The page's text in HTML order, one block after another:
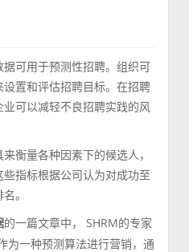
可用于预测性招聘。组织可
置和评估招聘目标。在招聘
可以减轻不良招聘实践的风
衡量各种因素下的候选人，
指标根据公司认为对成功至
。
的一篇文章中， SHRM的专家
为一种预测算法进行营销，通